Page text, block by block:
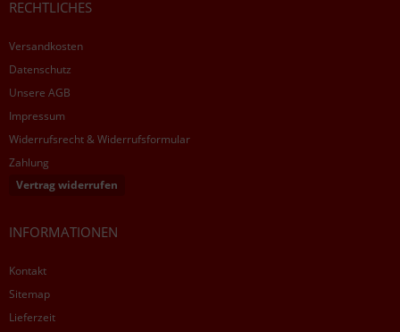
RECHTLICHES
Versandkosten
Datenschutz
Unsere AGB
Impressum
Widerrufsrecht & Widerrufsformular
Zahlung
Vertrag widerrufen
INFORMATIONEN
Kontakt
Sitemap
Lieferzeit